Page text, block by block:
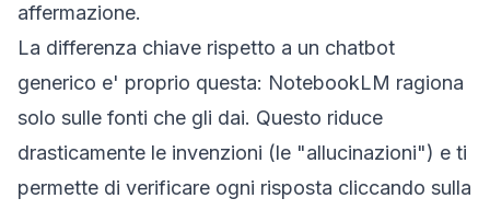
affermazione.
La differenza chiave rispetto a un chatbot
generico e' proprio questa: NotebookLM ragiona
solo sulle fonti che gli dai. Questo riduce
drasticamente le invenzioni (le "allucinazioni") e ti
permette di verificare ogni risposta cliccando sulla